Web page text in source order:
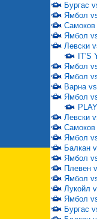
Бургас
Ямбол
Ямбол
Левски
IT'S
Ямбол
Ямбол
Варна
Ямбол
Левски
Ямбол
Балкан
Ямбол
Плевен
Ямбол
Лукойл
Ямбол
Бургас